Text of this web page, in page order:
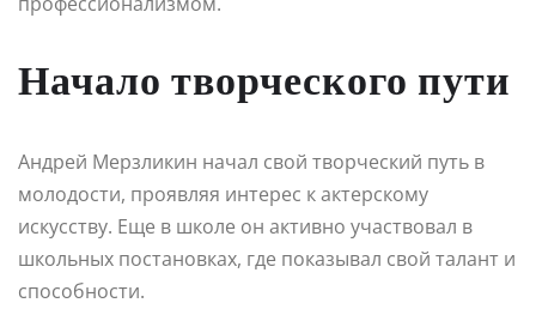
Начало творческого пути
Андрей Мерзликин начал свой творческий путь в
молодости, проявляя интерес к актерскому
искусству. Еще в школе он активно участвовал в
школьных постановках, где показывал свой талант и
способности.